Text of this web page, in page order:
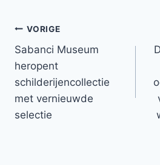
Bericht
navigatie
VORIGE
Sabanci Museum
heropent
schilderijencollectie
met vernieuwde
selectie